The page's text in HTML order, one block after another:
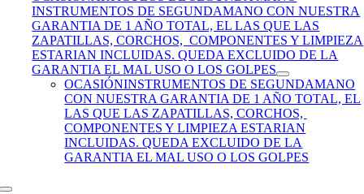
INSTRUMENTOS DE SEGUNDAMANO CON NUESTRA
GARANTIA DE 1 AÑO TOTAL, EL LAS QUE LAS
ZAPATILLAS, CORCHOS, COMPONENTES Y LIMPIEZA
ESTARIAN INCLUIDAS. QUEDA EXCLUIDO DE LA
GARANTIA EL MAL USO O LOS GOLPES
OCASIÓNINSTRUMENTOS DE SEGUNDAMANO
CON NUESTRA GARANTIA DE 1 AÑO TOTAL, EL
LAS QUE LAS ZAPATILLAS, CORCHOS,
COMPONENTES Y LIMPIEZA ESTARIAN
INCLUIDAS. QUEDA EXCLUIDO DE LA
GARANTIA EL MAL USO O LOS GOLPES